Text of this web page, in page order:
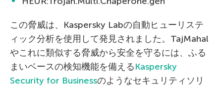
この脅威は、Kaspersky Labの自動ヒューリステ
ィック分析を使用して発見されました。TajMahal
やこれに類似する脅威から安全を守るには、ふる
まいベースの検知機能を備えるKaspersky
Security for Businessのようなセキュリティソリ